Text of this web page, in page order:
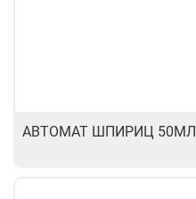
АВТОМАТ ШПИРИЦ 50МЛ